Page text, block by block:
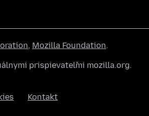
, Mozilla Foundation.
prispievateľmi mozilla.org.
Kontakt